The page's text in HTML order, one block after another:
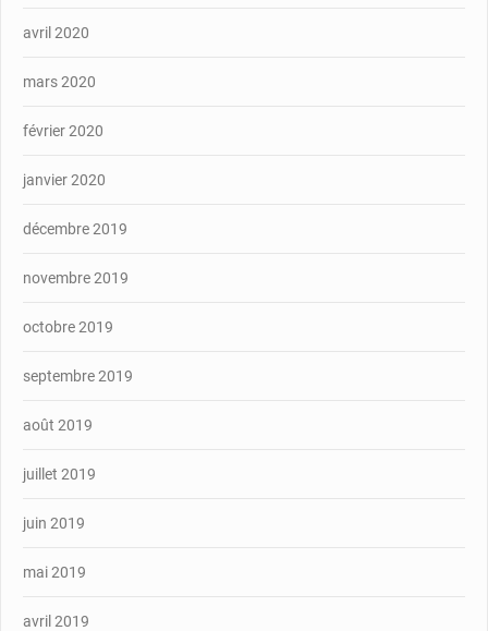
avril 2020
mars 2020
février 2020
janvier 2020
décembre 2019
novembre 2019
octobre 2019
septembre 2019
août 2019
juillet 2019
juin 2019
mai 2019
avril 2019